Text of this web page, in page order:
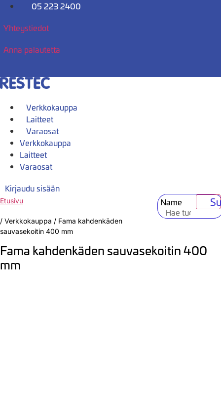
Mene
05 223 2400
Yhteystiedot
Anna palautetta
Verkkokauppa
Laitteet
Varaosat
Verkkokauppa
Laitteet
Varaosat
Kirjaudu sisään
Name
Etusivu
/ Verkkokauppa / Fama kahdenkäden
sauvasekoitin 400 mm
Fama kahdenkäden sauvasekoitin 400
mm